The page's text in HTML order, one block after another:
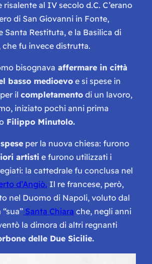
al IV secolo d.C. C’erano
di San Giovanni in Fonte,
Santa Restituta, e la Basilica di
che fu invece distrutta.
bisognava affermare in città
basso medioevo e si spese in
il completamento di un lavoro,
iniziato pochi anni prima
Filippo Minutolo.
per la nuova chiesa: furono
artisti e furono utilizzati i
la cattedrale fu conclusa nel
d’Angiò. Il re francese, però,
nel Duomo di Napoli, voluto dal
Santa Chiara che, negli anni
la dimora di altri regnanti
delle Due Sicilie.